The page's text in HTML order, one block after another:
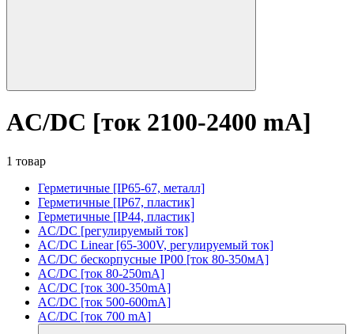
AC/DC [ток 2100-2400 mA]
1 товар
Герметичные [IP65-67, металл]
Герметичные [IP67, пластик]
Герметичные [IP44, пластик]
AC/DC [регулируемый ток]
AC/DC Linear [65-300V, регулируемый ток]
AC/DC бескорпусные IP00 [ток 80-350мА]
AC/DC [ток 80-250mA]
AC/DC [ток 300-350mA]
AC/DC [ток 500-600mA]
AC/DC [ток 700 mA]